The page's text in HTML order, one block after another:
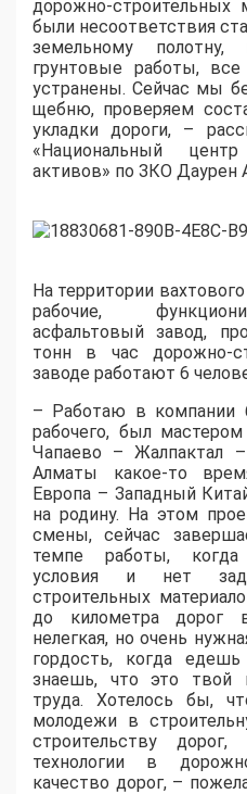
дорожно-строительных
были несоответствия
земельному полотну,
грунтовые работы,
устранены. Сейчас мы
щебню, проверяем
укладки дороги, –
«Национальный
активов» по ЗКО Даурен
На территории
рабочие,
асфальтовый завод,
тонн в час дорожно-
заводе работают 6
– Работаю в компании
рабочего, был
Чапаево – Жалпактал
Алматы какое-то
Европа – Западный
на родину. На этом
смены, сейчас
темпе работы,
условия и нет
строительных
до километра дорог
нелегкая, но очень
гордость, когда
знаешь, что это твой
труда. Хотелось бы,
молодежи в
строительству
технологии в
качество дорог, –